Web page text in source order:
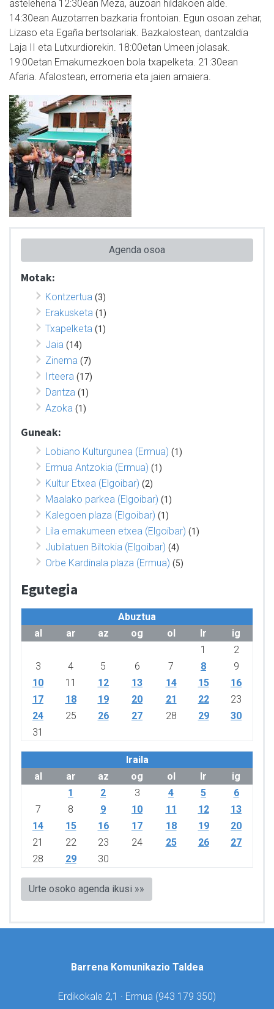
astelehena 12:30ean Meza, auzoan hildakoen alde.
14:30ean Auzotarren bazkaria frontoian. Egun osoan zehar,
Lizaso eta Egaña bertsolariak. Bazkalostean, dantzaldia
Laja II eta Lutxurdiorekin. 18:00etan Umeen jolasak.
19:00etan Emakumezkoen bola txapelketa. 21:30ean
Afaria. Afalostean, erromeria eta jaien amaiera.
Agenda osoa
Motak:
Kontzertua (3)
Erakusketa (1)
Txapelketa (1)
Jaia (14)
Zinema (7)
Irteera (17)
Dantza (1)
Azoka (1)
Guneak:
Lobiano Kulturgunea (Ermua) (1)
Ermua Antzokia (Ermua) (1)
Kultur Etxea (Elgoibar) (2)
Maalako parkea (Elgoibar) (1)
Kalegoen plaza (Elgoibar) (1)
Lila emakumeen etxea (Elgoibar) (1)
Jubilatuen Biltokia (Elgoibar) (4)
Orbe Kardinala plaza (Ermua) (5)
Egutegia
Abuztua
al
ar az og ol lr
ig
1
2
3
4 5 6 7 8
9
10
11 12 13 14 15
16
17
18 19 20 21 22
23
24
25 26 27 28 29
30
31
Iraila
al
ar az og ol lr
ig
1
2 3 4 5
6
7
8 9 10 11 12
13
14
15 16 17 18 19
20
21
22 23 24 25 26
27
28
29 30
Urte osoko agenda ikusi »»
Barrena Komunikazio Taldea
Erdikokale 2,1 · Ermua (943 179 350)